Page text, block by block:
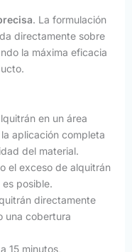
. La formulación
directamente sobre
la máxima eficacia
en un área
aplicación completa
del material.
el exceso de alquitrán
posible.
directamente
una cobertura
15 minutos,